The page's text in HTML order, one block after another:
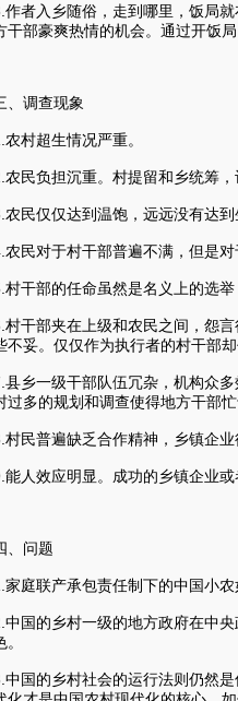
作者入乡随俗，走到哪里，饭局
干部豪爽热情的机会。通过开饭
、调查现象
农村超生情况严重。
农民负担沉重。村提留和乡统筹
农民仅仅达到温饱，远远没有达
农民对于村干部普遍不满，但是
村干部的任命虽然是名义上的选
村干部夹在上级和农民之间，怨
不妥。仅仅作为执行者的村干部
县乡一级干部队伍冗杂，机构众
过多的规划和调查使得地方干部
村民普遍缺乏合作精神，乡镇企
能人效应明显。成功的乡镇企业
、问题
家庭联产承包责任制下的中国小
中国的乡村一级的地方政府在中
。
中国的乡村社会的运行法则仍然